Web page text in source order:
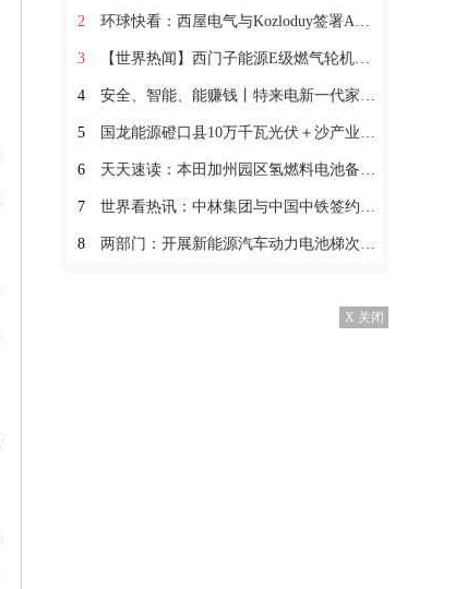
2 环球快看：西屋电气与Kozloduy签署AP1000(R)技术部署谅解备忘录
3 【世界热闻】西门子能源E级燃气轮机在中国首次实现20%掺氢燃烧
4 安全、智能、能赚钱丨特来电新一代家充桩「征程」上线
5 国龙能源磴口县10万千瓦光伏＋沙产业生态协同发展项目全容量并网！
6 天天速读：本田加州园区氢燃料电池备用电源正式启用
7 世界看热讯：中林集团与中国中铁签约 聚焦生物质能源等领域
8 两部门：开展新能源汽车动力电池梯次利用产品认证工作
X 关闭